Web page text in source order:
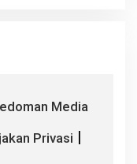
Media
Privasi |